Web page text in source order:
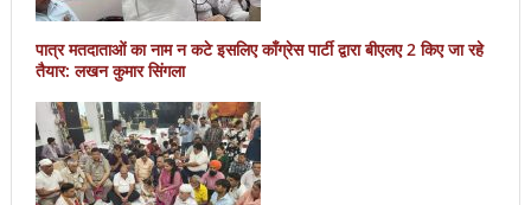
पात्र मतदाताओं का नाम न कटे इसलिए काँग्रेस पार्टी द्वारा बीएलए 2 किए जा रहे
तैयार: लखन कुमार सिंगला